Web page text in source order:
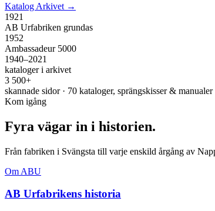
Katalog Arkivet →
1921
AB Urfabriken grundas
1952
Ambassadeur 5000
1940–2021
kataloger i arkivet
3 500+
skannade sidor · 70 kataloger, sprängskisser & manualer
Kom igång
Fyra vägar in i historien.
Från fabriken i Svängsta till varje enskild årgång av
Om ABU
AB Urfabrikens historia